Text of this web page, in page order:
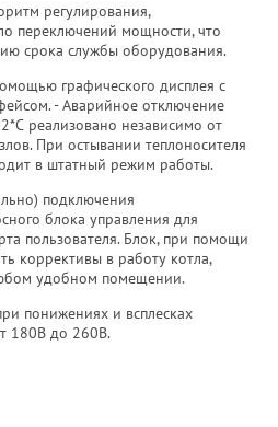
регулирования,
переключений мощности, что
срока службы оборудования.
графического дисплея с
- Аварийное отключение
реализовано независимо от
При остывании теплоносителя
в штатный режим работы.
подключения
блока управления для
пользователя. Блок, при помощи
коррективы в работу котла,
удобном помещении.
понижениях и всплесках
180В до 260В.